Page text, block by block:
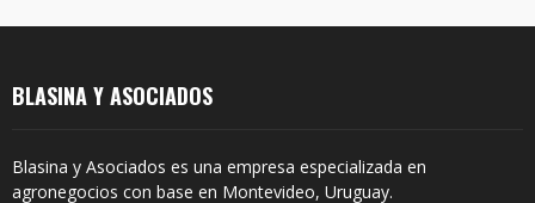
BLASINA Y ASOCIADOS
Blasina y Asociados es una empresa especializada en
agronegocios con base en Montevideo, Uruguay.